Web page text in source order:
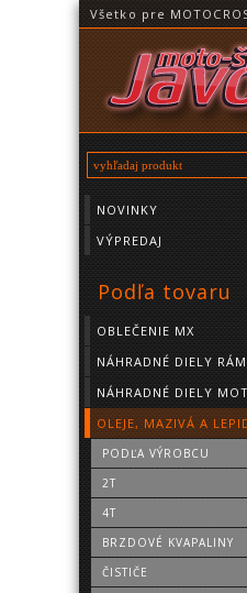
Všetko pre
NOVINKY
VÝPREDAJ
Podľa tovaru
OBLEČENIE MX
NÁHRADNÉ DIELY RÁM
NÁHRADNÉ DIELY
OLEJE, MAZIVÁ A
PODĽA VÝROBCU
2T
4T
BRZDOVÉ KVAPALINY
ČISTIČE